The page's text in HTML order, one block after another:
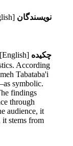
نویسندگان [English]
چکیده [English]
According
Tabataba'i
symbolic.
findings
through
audience, it
stems from